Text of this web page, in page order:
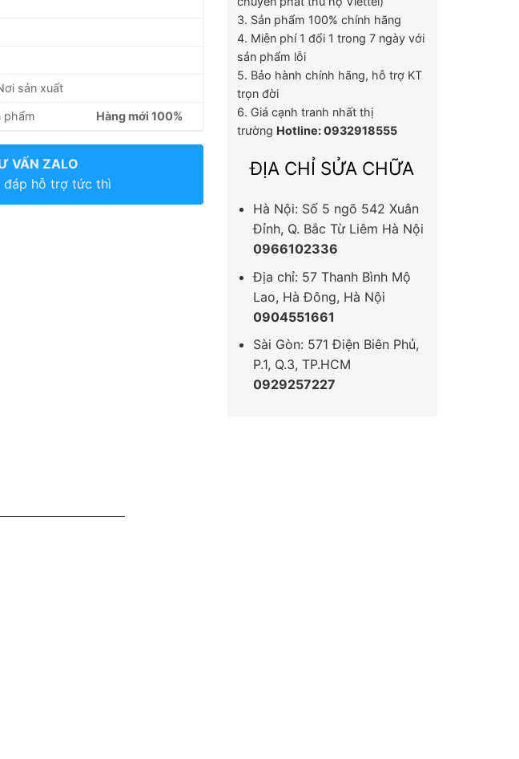
sản xuất
phẩm Hàng mới 100%
VẤN ZALO
đáp hỗ trợ tức thì
3. Sản phẩm 100% chính hãng
4. Miễn phí 1 đổi 1 trong 7 ngày với
sản phẩm lỗi
5. Bảo hành chính hãng, hỗ trợ KT
trọn đời
6. Giá cạnh tranh nhất thị
trường Hotline: 0932918555
ĐỊA CHỈ SỬA CHỮA
Hà Nội: Số 5 ngõ 542 Xuân
Đỉnh, Q. Bắc Từ Liêm Hà Nội
0966102336
Địa chỉ: 57 Thanh Bình Mộ
Lao, Hà Đông, Hà Nội
0904551661
Sài Gòn: 571 Điện Biên Phủ,
P.1, Q.3, TP.HCM
0929257227